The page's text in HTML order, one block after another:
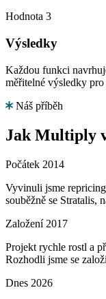
Hodnota 3
Výsledky
Každou funkci
měřitelné výsledky pro
Náš příběh
Jak Multiply
Počátek 2014
Vyvinuli jsme
souběžně se Stratalis,
Založení 2017
Projekt rychle rostl a
Rozhodli jsme se
Dnes 2026